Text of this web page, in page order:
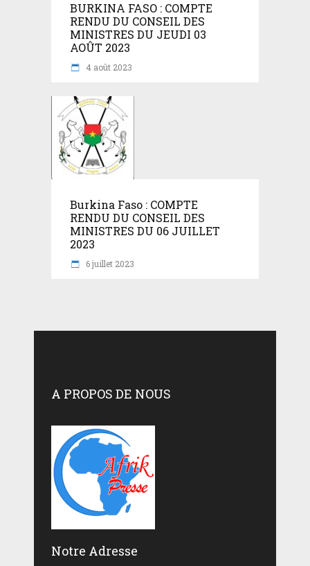
BURKINA FASO : COMPTE
RENDU DU CONSEIL DES
MINISTRES DU JEUDI 03
AOÛT 2023
4 août 2023
Burkina Faso : COMPTE
RENDU DU CONSEIL DES
MINISTRES DU 06 JUILLET
2023
6 juillet 2023
A PROPOS DE NOUS
Notre Adresse